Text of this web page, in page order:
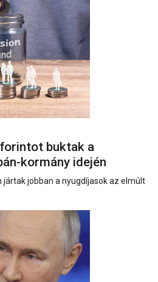
buktak a
kormány idején
jártak jobban a nyugdíjasok az elmúlt